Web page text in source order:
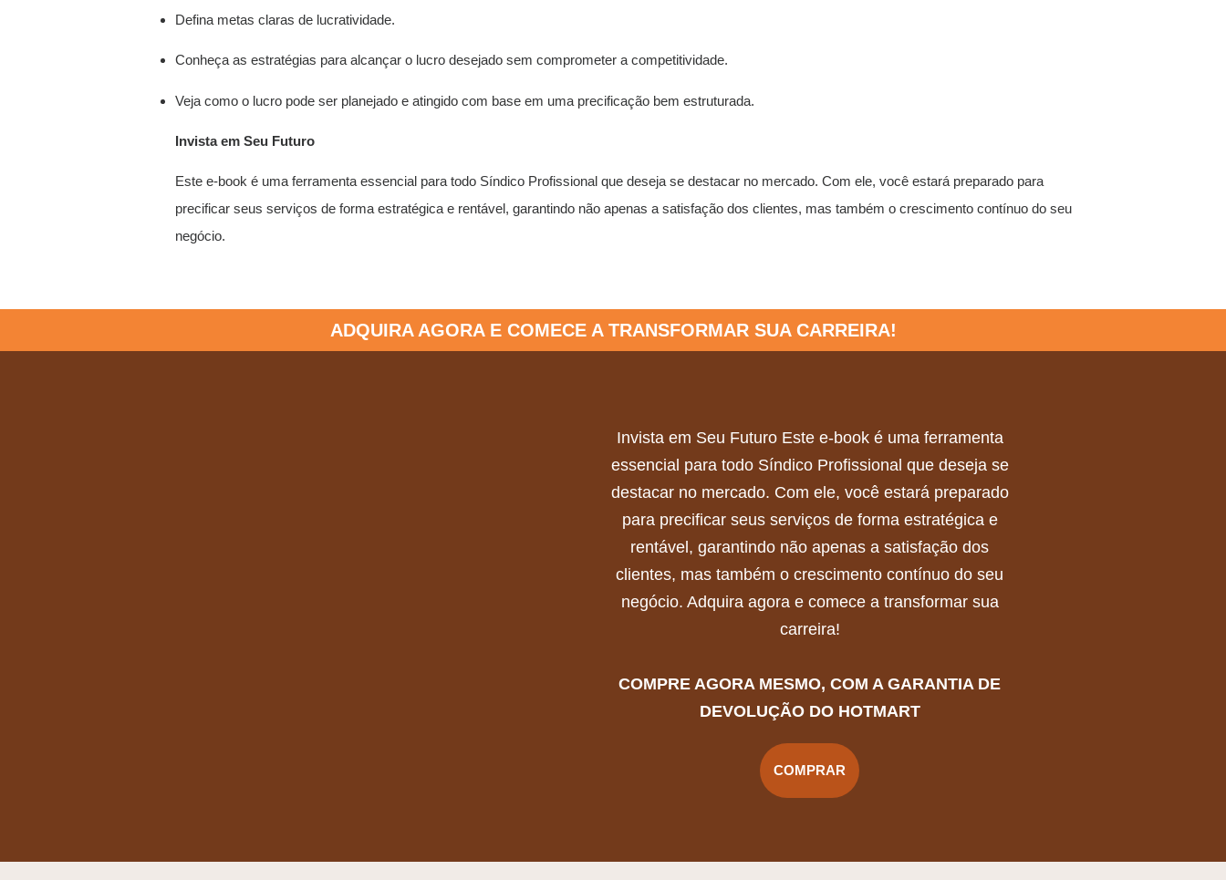
Defina metas claras de lucratividade.
Conheça as estratégias para alcançar o lucro desejado sem comprometer a competitividade.
Veja como o lucro pode ser planejado e atingido com base em uma precificação bem estruturada.
Invista em Seu Futuro
Este e-book é uma ferramenta essencial para todo Síndico Profissional que deseja se destacar no mercado. Com ele, você estará preparado para
precificar seus serviços de forma estratégica e rentável, garantindo não apenas a satisfação dos clientes, mas também o crescimento contínuo do seu
negócio.
ADQUIRA AGORA E COMECE A TRANSFORMAR SUA CARREIRA!
Invista em Seu Futuro Este e-book é uma ferramenta
essencial para todo Síndico Profissional que deseja se
destacar no mercado. Com ele, você estará preparado
para precificar seus serviços de forma estratégica e
rentável, garantindo não apenas a satisfação dos
clientes, mas também o crescimento contínuo do seu
negócio. Adquira agora e comece a transformar sua
carreira!
COMPRE AGORA MESMO, COM A GARANTIA DE
DEVOLUÇÃO DO HOTMART
COMPRAR